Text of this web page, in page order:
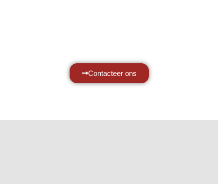
Contacteer ons